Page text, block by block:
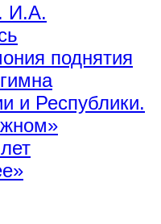
И.А.
поднятия
и Республики.